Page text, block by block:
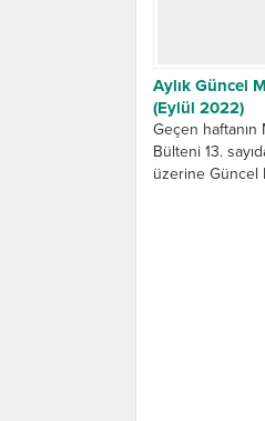
Aylık Güncel
(Eylül 2022)
Geçen
Bülteni 13.
üzerine Güncel